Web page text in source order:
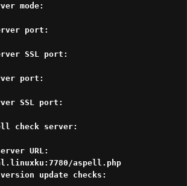
mode:
server port:
SSL port:
server port:
SSL port:
check server:
server URL:
aspell.php
update checks: